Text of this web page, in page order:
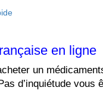
en ligne
un
d’inquiétude vous